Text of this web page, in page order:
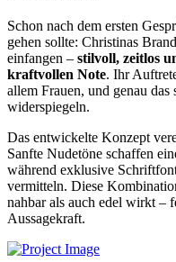
Schon nach dem ersten
gehen sollte: Christinas
einfangen – stilvoll, zeitlos
kraftvollen Note. Ihr
allem Frauen, und genau
widerspiegeln.
Das entwickelte Konzept
Sanfte Nudetöne schaffen
während exklusive
vermitteln. Diese
nahbar als auch edel wirkt –
Aussagekraft.